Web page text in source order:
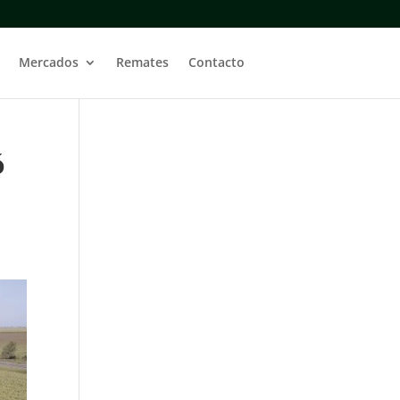
Mercados Remates Contacto